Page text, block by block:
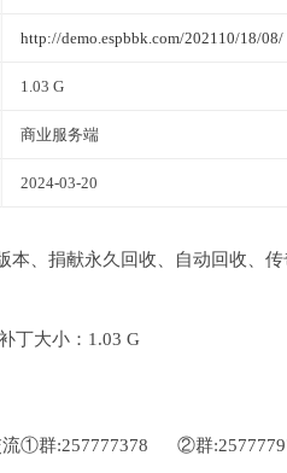
http://demo.espbbk.com/202110/18/08/
1.03 G
商业服务端
2024-03-20
本、捐献永久回收、自动回收、
丁大小：1.03 G
流①群:257777378 ②群